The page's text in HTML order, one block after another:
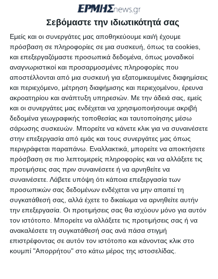
Σεβόμαστε την ιδιωτικότητά σας
Εμείς και οι συνεργάτες μας αποθηκεύουμε και/ή έχουμε
πρόσβαση σε πληροφορίες σε μια συσκευή, όπως τα cookies,
και επεξεργαζόμαστε προσωπικά δεδομένα, όπως μοναδικοί
αναγνωριστικοί και προσαρμοσμένες πληροφορίες που
αποστέλλονται από μια συσκευή για εξατομικευμένες διαφημίσεις
και περιεχόμενο, μέτρηση διαφήμισης και περιεχομένου, έρευνα
ακροατηρίου και ανάπτυξη υπηρεσιών. Με την άδειά σας, εμείς
και οι συνεργάτες μας ενδέχεται να χρησιμοποιήσουμε ακριβή
δεδομένα γεωγραφικής τοποθεσίας και ταυτοποίησης μέσω
σάρωσης συσκευών. Μπορείτε να κάνετε κλικ για να συναινέσετε
στην επεξεργασία από εμάς και τους συνεργάτες μας όπως
περιγράφεται παραπάνω. Εναλλακτικά, μπορείτε να αποκτήσετε
πρόσβαση σε πιο λεπτομερείς πληροφορίες και να αλλάξετε τις
προτιμήσεις σας πριν συναινέσετε ή να αρνηθείτε να
συναινέσετε. Λάβετε υπόψη ότι κάποια επεξεργασία των
προσωπικών σας δεδομένων ενδέχεται να μην απαιτεί τη
συγκατάθεσή σας, αλλά έχετε το δικαίωμα να αρνηθείτε αυτήν
την επεξεργασία. Οι προτιμήσεις σας θα ισχύουν μόνο για αυτόν
τον ιστότοπο. Μπορείτε να αλλάξετε τις προτιμήσεις σας ή να
ανακαλέσετε τη συγκατάθεσή σας ανά πάσα στιγμή
επιστρέφοντας σε αυτόν τον ιστότοπο και κάνοντας κλικ στο
κουμπί "Απορρήτου" στο κάτω μέρος της ιστοσελίδας.
είναι άνδρες και τα
περισσότερα κρούσματα εντοπίζονται
στην Αθήνα. Την ίδια ώρα στην
ενημέρωση έγινε γνωστό επίσης ότι
αυξήθηκαν και τα κρούσματα των
οποίων η πηγή είναι απροσδιόριστη,
φτάνοντας έτσι τα 51.
Όπως σημείωσε ο καθηγητής
λοιμωξιολογίας αυτά τα κρούσματα
είναι που προκαλούν και την
μεγαλύτερη ανησυχία καθώς αυτά
δείχνουν την πορεία της διασποράς της
νόσου στη χώρα.